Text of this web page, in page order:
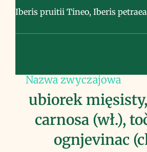
Iberis pruitii Tineo, Iberis petraea
Nazwa zwyczajowa
ubiorek
carnosa (wł.),
ognjevinac